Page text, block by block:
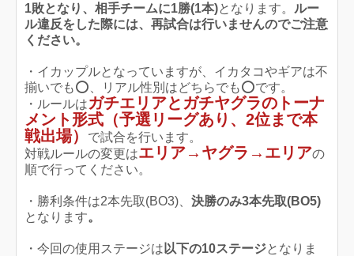
1敗となり、相手チームに1勝(1本)となります。 ルー
ル違反をした際には、再試合は行いませんのでご注意
ください。
・イカップルとなっていますが、イカタコやギアは不
揃いでも️⭕️、リアル性別はどちらでも️⭕️です。
・ルールはガチエリアとガチヤグラのトーナ
メント形式（予選リーグあり、2位まで本
戦出場）
で試合を行います。
対戦ルールの変更はエリア→ヤグラ→エリアの
順で行ってください。
・勝利条件は2本先取(BO3)、 決勝のみ3本先取(BO5)
となります。
・今回の使用ステージは 以下の10ステージとなりま